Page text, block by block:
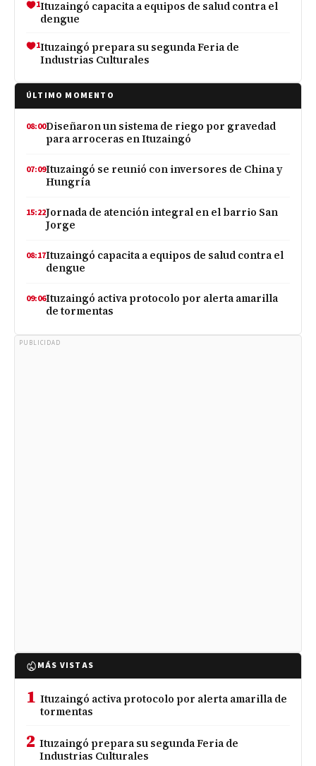
1Ituzaingó capacita a equipos de salud contra el
dengue
1Ituzaingó prepara su segunda Feria de
Industrias Culturales
ÚLTIMO MOMENTO
08:00Diseñaron un sistema de riego por gravedad
para arroceras en Ituzaingó
07:09Ituzaingó se reunió con inversores de China y
Hungría
15:22Jornada de atención integral en el barrio San
Jorge
08:17Ituzaingó capacita a equipos de salud contra el
dengue
09:06Ituzaingó activa protocolo por alerta amarilla
de tormentas
PUBLICIDAD
MÁS VISTAS
1 Ituzaingó activa protocolo por alerta amarilla de
tormentas
2 Ituzaingó prepara su segunda Feria de
Industrias Culturales